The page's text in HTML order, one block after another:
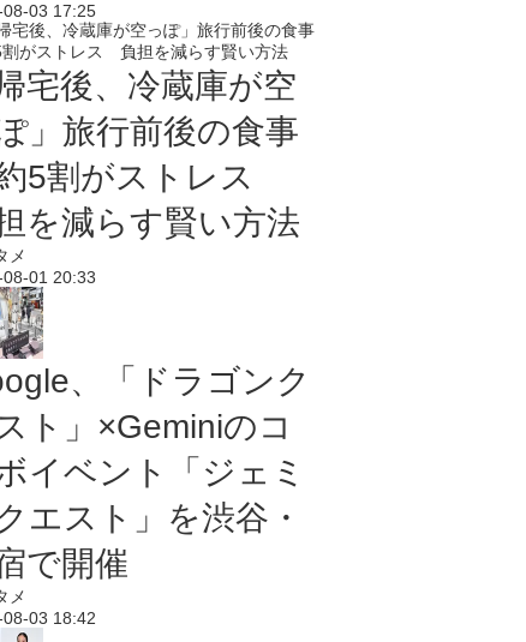
08-03 17:25
帰宅後、冷蔵庫が空
」旅行前後の食事
5割がストレス
を減らす賢い方法
メ
08-01 20:33
、「ドラゴンク
ト」×Geminiのコ
イベント「ジェミ
エスト」を渋谷・
で開催
メ
08-03 18:42